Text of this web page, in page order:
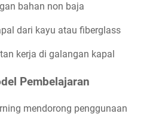
bahan non baja
dari kayu atau fiberglass
kerja di galangan kapal
Pembelajaran
mendorong penggunaan